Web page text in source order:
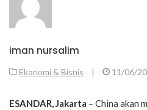
iman nursalim
Ekonomi & Bisnis | 11/06/
ESANDAR, Jakarta – China akan